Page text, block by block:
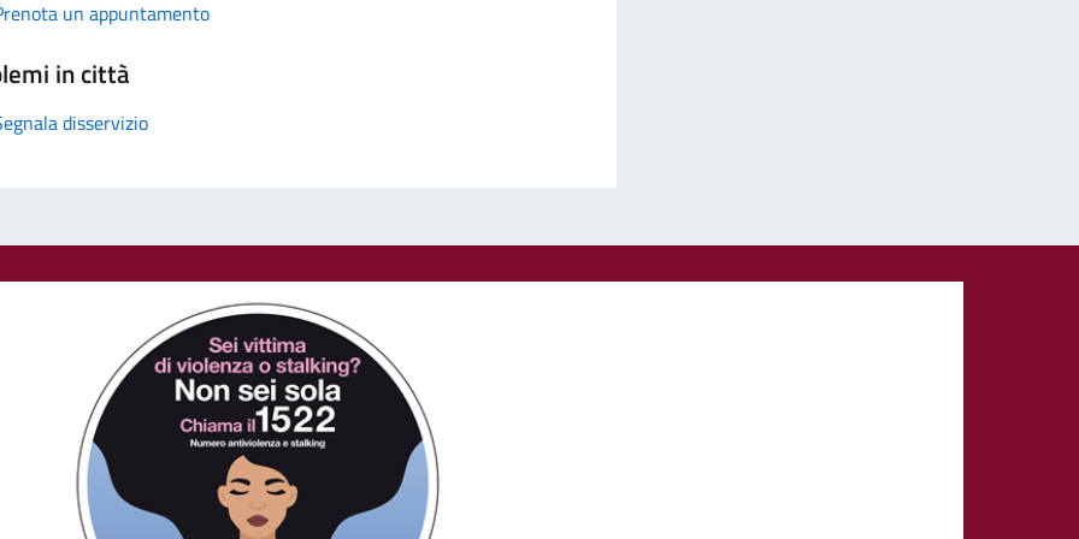
un appuntamento
in città
disservizio